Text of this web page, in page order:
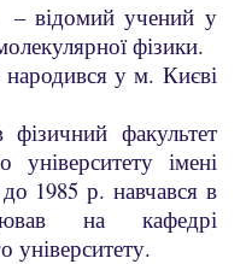
відомий учений у
фізики.
у м. Києві
факультет
університету імені
1985 р. навчався в
на кафедрі
університету.